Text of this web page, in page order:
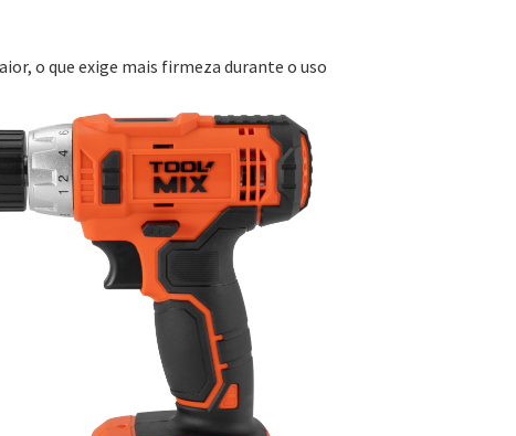
o que exige mais firmeza durante o uso